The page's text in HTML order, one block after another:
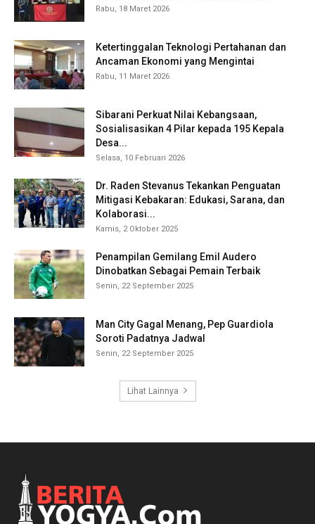
Rabu, 18 Maret 2026
Ketertinggalan Teknologi Pertahanan dan
Ancaman Ekonomi yang Mengintai
Rabu, 11 Maret 2026
Sibarani Perkuat Nilai Kebangsaan,
Sosialisasikan 4 Pilar kepada 195 Kepala
Desa...
Selasa, 10 Februari 2026
Dr. Raden Stevanus Tekankan Penguatan
Mitigasi Kebakaran: Edukasi, Sarana, dan
Kolaborasi...
Kamis, 2 Oktober 2025
Penampilan Gemilang Emil Audero
Dinobatkan Sebagai Pemain Terbaik
Senin, 22 September 2025
Man City Gagal Menang, Pep Guardiola
Soroti Padatnya Jadwal
Senin, 22 September 2025
Lihat Lainnya